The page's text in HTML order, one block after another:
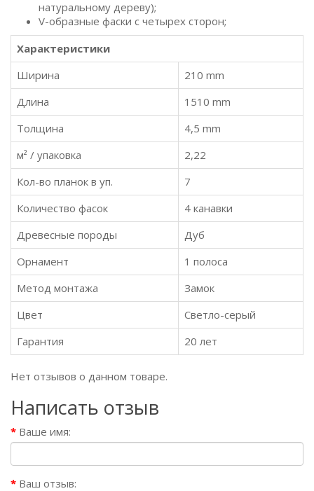
натуральному дереву);
V-образные фаски с четырех сторон;
Характеристики
Ширина
210 mm
Длина
1510 mm
Толщина
4,5 mm
м² / упаковка
2,22
Кол-во планок в уп.
7
Количество фасок
4 канавки
Древесные породы
Дуб
Орнамент
1 полоса
Метод монтажа
Замок
Цвет
Светло-серый
Гарантия
20 лет
Нет отзывов о данном товаре.
Написать отзыв
Ваше имя:
Ваш отзыв: